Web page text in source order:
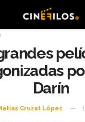
Darín
Cruzat López